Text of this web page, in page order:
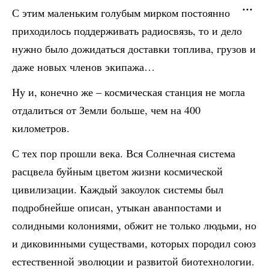
С этим маленьким голубым мирком постоянно
приходилось поддерживать радиосвязь, то и дело
нужно было дожидаться доставки топлива, грузов и
даже новых членов экипажа…
Ну и, конечно же – космическая станция не могла
отдалиться от Земли больше, чем на 400
километров.
С тех пор прошли века. Вся Солнечная система
расцвела буйным цветом жизни космической
цивилизации. Каждый закоулок системы был
подробнейше описан, утыкан аванпостами и
солидными колониями, обжит не только людьми, но
и диковинными существами, которых породил союз
естественной эволюции и развитой биотехнологии.